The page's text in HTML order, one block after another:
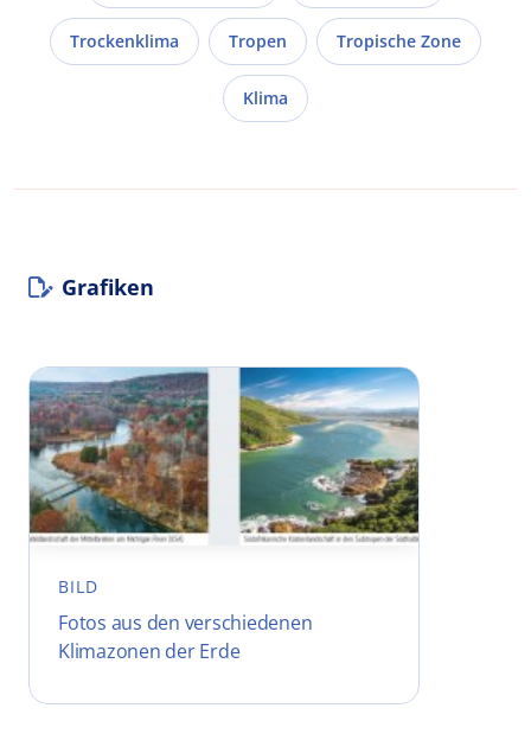
Trockenklima Tropen Tropische Zone
Klima
Grafiken
BILD
Fotos aus den verschiedenen
Klimazonen der Erde